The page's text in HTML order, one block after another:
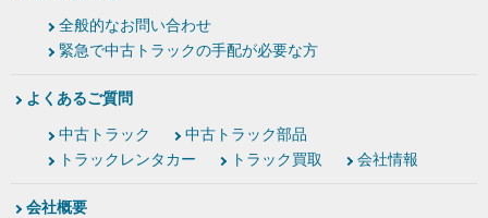
全般的なお問い合わせ
緊急で中古トラックの手配が必要な方
よくあるご質問
中古トラック
中古トラック部品
トラックレンタカー
トラック買取 会社情報
会社概要